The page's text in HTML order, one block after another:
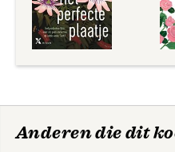
Anderen die dit